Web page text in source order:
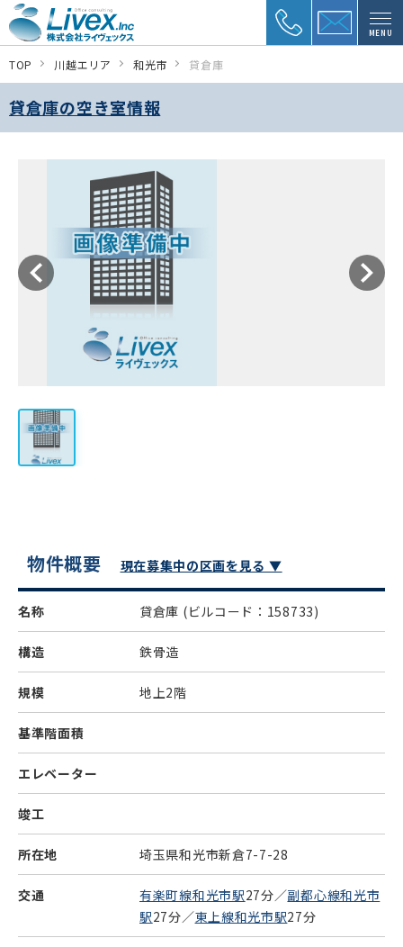
MENU
TOP 川越エリア 和光市 貸倉庫
貸倉庫の空き室情報
物件概要 現在募集中の区画を見る ▼
名称 貸倉庫 (ビルコード：158733)
構造 鉄骨造
規模 地上2階
基準階面積
エレベーター
竣工
所在地 埼玉県和光市新倉7-7-28
交通 有楽町線和光市駅27分／副都心線和光市
駅27分／東上線和光市駅27分